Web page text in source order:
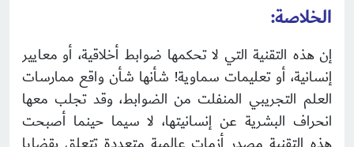
الخلاصة:
إن هذه التقنية التي لا تحكمها ضوابط أخلاقية، أو معايير
إنسانية، أو تعليمات سماوية! شأنها شأن واقع ممارسات
العلم التجريبي المنفلت من الضوابط، وقد تجلب معها
انحراف البشرية عن إنسانيتها، لا سيما حينما أصبحت